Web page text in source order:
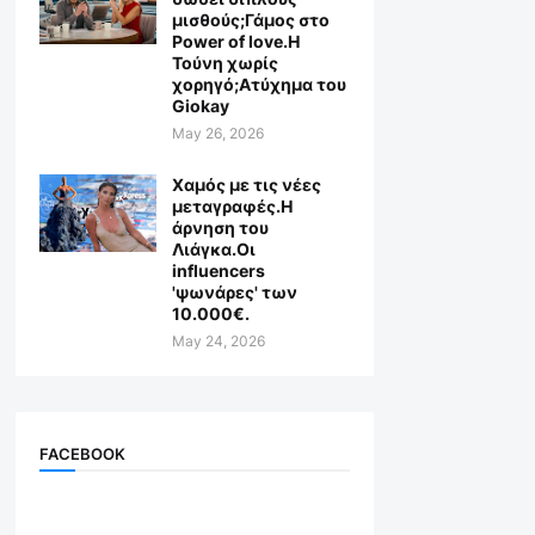
μισθούς;Γάμος στο
Power of love.Η
Τούνη χωρίς
χορηγό;Aτύχημα του
Giokay
May 26, 2026
Χαμός με τις νέες
μεταγραφές.Η
άρνηση του
Λιάγκα.Οι
influencers
'ψωνάρες' των
10.000€.
May 24, 2026
FACEBOOK